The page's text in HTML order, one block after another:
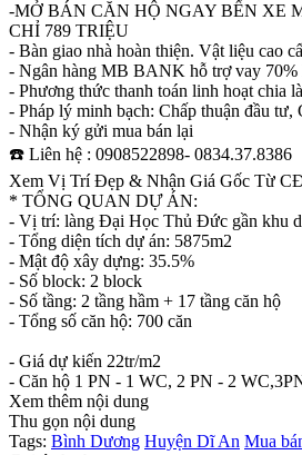
-MỞ BÁN CĂN HỘ NGAY BẾN XE
CHỈ 789 TRIỆU
- Bàn giao nhà hoàn thiện. Vật liệu cao
- Ngân hàng MB BANK hỗ trợ vay 70%
- Phương thức thanh toán linh hoạt chia
- Pháp lý minh bạch: Chấp thuận đầu
- Nhận ký gửi mua bán lại
☎️ Liên hệ : 0908522898- 0834.37.8386
Xem Vị Trí Đẹp & Nhận Giá Gốc Từ
* TỔNG QUAN DỰ ÁN:
- Vị trí: làng Đại Học Thủ Đức gần khu
- Tổng diện tích dự án: 5875m2
- Mật độ xây dựng: 35.5%
- Số block: 2 block
- Số tầng: 2 tầng hầm + 17 tầng căn hộ
- Tổng số căn hộ: 700 căn
- Giá dự kiến 22tr/m2
- Căn hộ 1 PN - 1 WC, 2 PN - 2
Xem thêm nội dung
Thu gọn nội dung
Tags: Bình Dương Huyện Dĩ An Mua